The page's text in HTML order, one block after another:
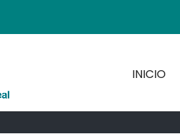
INICIO